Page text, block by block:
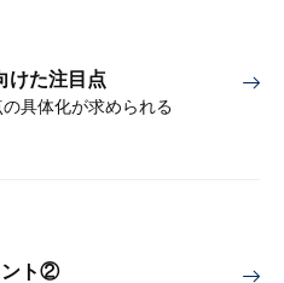
けた注目点
具体化が求められる
ント②